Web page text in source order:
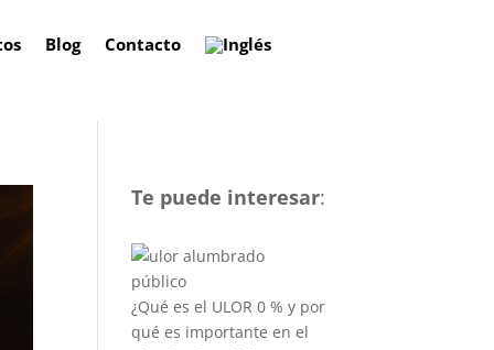
Blog Contacto
Te puede interesar:
¿Qué es el ULOR 0 % y por
qué es importante en el